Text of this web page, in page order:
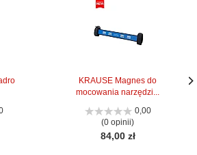
KRAUSE Magnes do
mocowania narzędzi...
0,00
(0 opinii)
84,00 zł